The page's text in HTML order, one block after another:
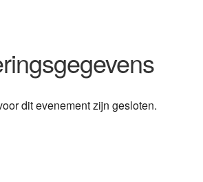
dit evenement zijn gesloten.